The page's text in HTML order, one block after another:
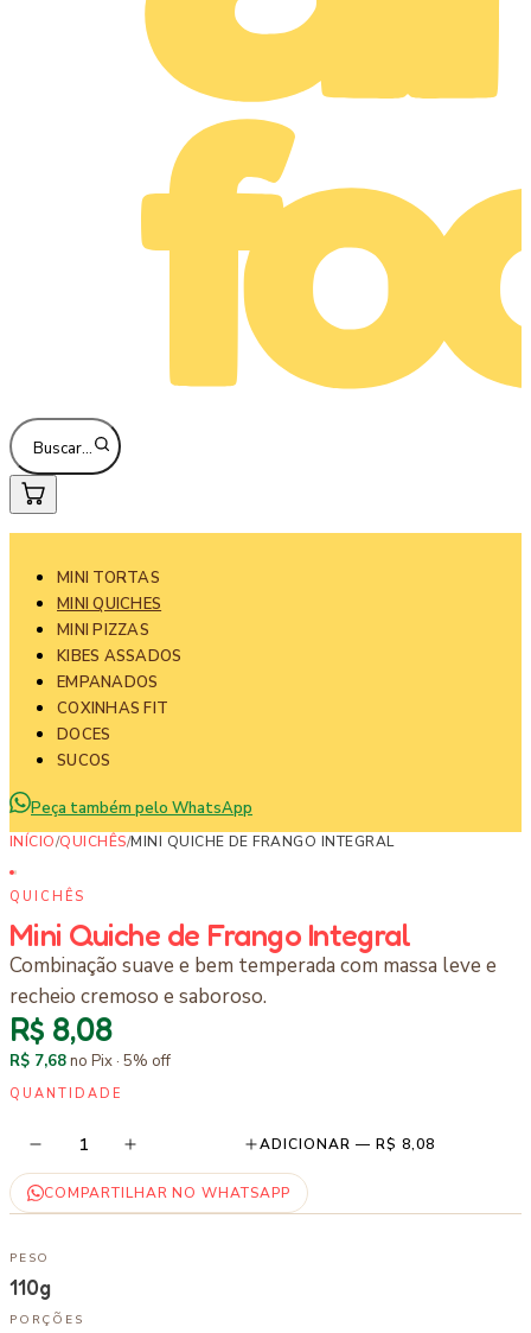
Buscar…
MINI TORTAS
MINI QUICHES
MINI PIZZAS
KIBES ASSADOS
EMPANADOS
COXINHAS FIT
DOCES
SUCOS
Peça também pelo WhatsApp
INÍCIO/QUICHÊS/MINI QUICHE DE FRANGO INTEGRAL
QUICHÊS
Mini Quiche de Frango Integral
Combinação suave e bem temperada com massa leve e
recheio cremoso e saboroso.
R$ 8,08
R$ 7,68no Pix · 5% off
QUANTIDADE
1 ADICIONAR — R$ 8,08
COMPARTILHAR NO WHATSAPP
PESO
110g
PORÇÕES